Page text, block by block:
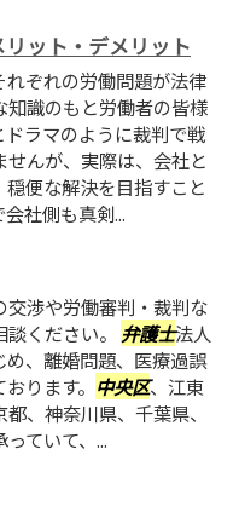
ット・デメリット
ぞれの労働問題が法律
識のもと労働者の皆様
ドラマのように裁判で戦
んが、実際は、会社と
便な解決を目指すこと
社側も真剣...
渉や労働審判・裁判な
ください。 弁護士法人
、離婚問題、医療過誤
ります。 中央区、江東
、神奈川県、千葉県、
ていて、...